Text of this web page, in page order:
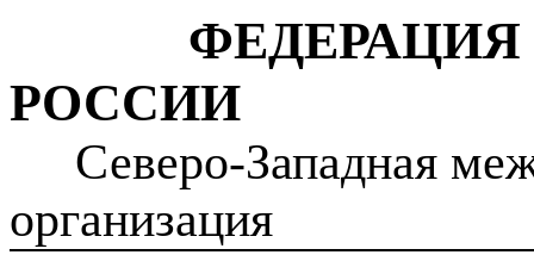
РОССИИ
Северо-Западная
организация